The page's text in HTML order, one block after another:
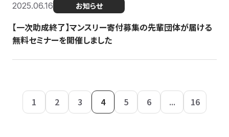
2025.06.16 お知らせ
【一次助成終了】マンスリー寄付募集の先輩団体が届ける
無料セミナーを開催しました
1 2 3 4 5 6 ... 16